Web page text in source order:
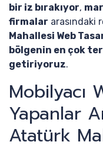
bir iz bırakıyor,
firmalar arasındaki
Mahallesi Web
bölgenin en çok
getiriyoruz.
Mobilyacı
Yapanlar
Atatürk